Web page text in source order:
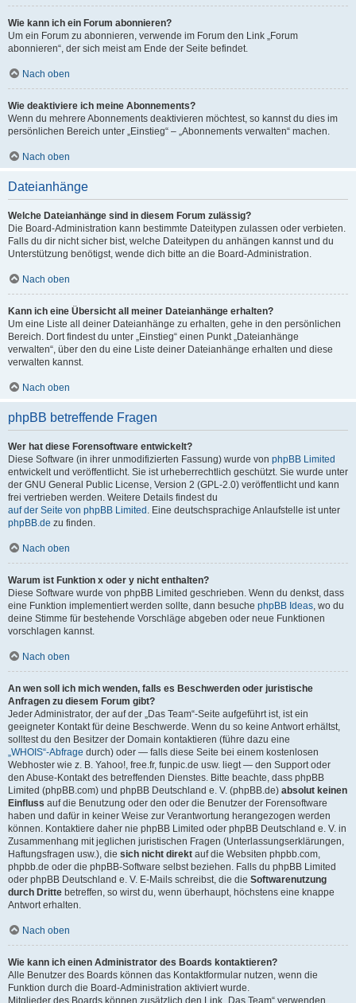
Wie kann ich ein Forum abonnieren?
Um ein Forum zu abonnieren, verwende im Forum den Link „Forum
abonnieren“, der sich meist am Ende der Seite befindet.
Nach oben
Wie deaktiviere ich meine Abonnements?
Wenn du mehrere Abonnements deaktivieren möchtest, so kannst du dies im
persönlichen Bereich unter „Einstieg“ – „Abonnements verwalten“ machen.
Nach oben
Dateianhänge
Welche Dateianhänge sind in diesem Forum zulässig?
Die Board-Administration kann bestimmte Dateitypen zulassen oder verbieten.
Falls du dir nicht sicher bist, welche Dateitypen du anhängen kannst und du
Unterstützung benötigst, wende dich bitte an die Board-Administration.
Nach oben
Kann ich eine Übersicht all meiner Dateianhänge erhalten?
Um eine Liste all deiner Dateianhänge zu erhalten, gehe in den persönlichen
Bereich. Dort findest du unter „Einstieg“ einen Punkt „Dateianhänge
verwalten“, über den du eine Liste deiner Dateianhänge erhalten und diese
verwalten kannst.
Nach oben
phpBB betreffende Fragen
Wer hat diese Forensoftware entwickelt?
Diese Software (in ihrer unmodifizierten Fassung) wurde von phpBB Limited
entwickelt und veröffentlicht. Sie ist urheberrechtlich geschützt. Sie wurde unter
der GNU General Public License, Version 2 (GPL-2.0) veröffentlicht und kann
frei vertrieben werden. Weitere Details findest du
auf der Seite von phpBB Limited . Eine deutschsprachige Anlaufstelle ist unter
phpBB.de zu finden.
Nach oben
Warum ist Funktion x oder y nicht enthalten?
Diese Software wurde von phpBB Limited geschrieben. Wenn du denkst, dass
eine Funktion implementiert werden sollte, dann besuche phpBB Ideas, wo du
deine Stimme für bestehende Vorschläge abgeben oder neue Funktionen
vorschlagen kannst.
Nach oben
An wen soll ich mich wenden, falls es Beschwerden oder juristische
Anfragen zu diesem Forum gibt?
Jeder Administrator, der auf der „Das Team“-Seite aufgeführt ist, ist ein
geeigneter Kontakt für deine Beschwerde. Wenn du so keine Antwort erhältst,
solltest du den Besitzer der Domain kontaktieren (führe dazu eine
„WHOIS“-Abfrage durch) oder — falls diese Seite bei einem kostenlosen
Webhoster wie z. B. Yahoo!, free.fr, funpic.de usw. liegt — den Support oder
den Abuse-Kontakt des betreffenden Dienstes. Bitte beachte, dass phpBB
Limited (phpBB.com) und phpBB Deutschland e. V. (phpBB.de) absolut keinen
Einfluss auf die Benutzung oder den oder die Benutzer der Forensoftware
haben und dafür in keiner Weise zur Verantwortung herangezogen werden
können. Kontaktiere daher nie phpBB Limited oder phpBB Deutschland e. V. in
Zusammenhang mit jeglichen juristischen Fragen (Unterlassungserklärungen,
Haftungsfragen usw.), die sich nicht direkt auf die Websiten phpbb.com,
phpbb.de oder die phpBB-Software selbst beziehen. Falls du phpBB Limited
oder phpBB Deutschland e. V. E-Mails schreibst, die die Softwarenutzung
durch Dritte betreffen, so wirst du, wenn überhaupt, höchstens eine knappe
Antwort erhalten.
Nach oben
Wie kann ich einen Administrator des Boards kontaktieren?
Alle Benutzer des Boards können das Kontaktformular nutzen, wenn die
Funktion durch die Board-Administration aktiviert wurde.
Mitglieder des Boards können zusätzlich den Link „Das Team“ verwenden.